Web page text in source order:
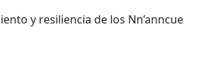
y resiliencia de los Nn’anncue